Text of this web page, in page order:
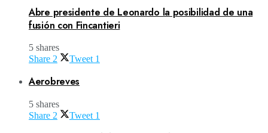
Abre presidente de Leonardo la posibilidad de una
fusión con Fincantieri
5 shares
Share 2 Tweet 1
Aerobreves
5 shares
Share 2 Tweet 1